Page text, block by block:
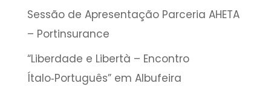
Sessão de Apresentação Parceria AHETA
– Portinsurance
“Liberdade e Libertà – Encontro
Ítalo‑Português” em Albufeira